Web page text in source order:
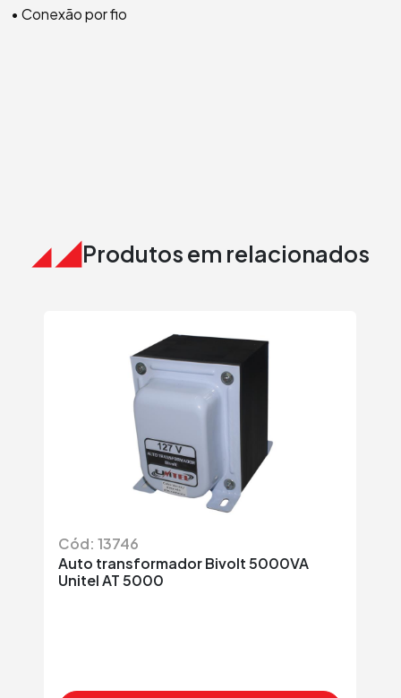
• Conexão por fio
Produtos em relacionados
Cód: 13746
Auto transformador Bivolt 5000VA
Unitel AT 5000